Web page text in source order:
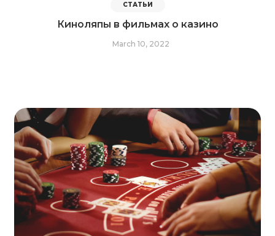
СТАТЬИ
Киноляпы в фильмах о казино
March 10, 2022